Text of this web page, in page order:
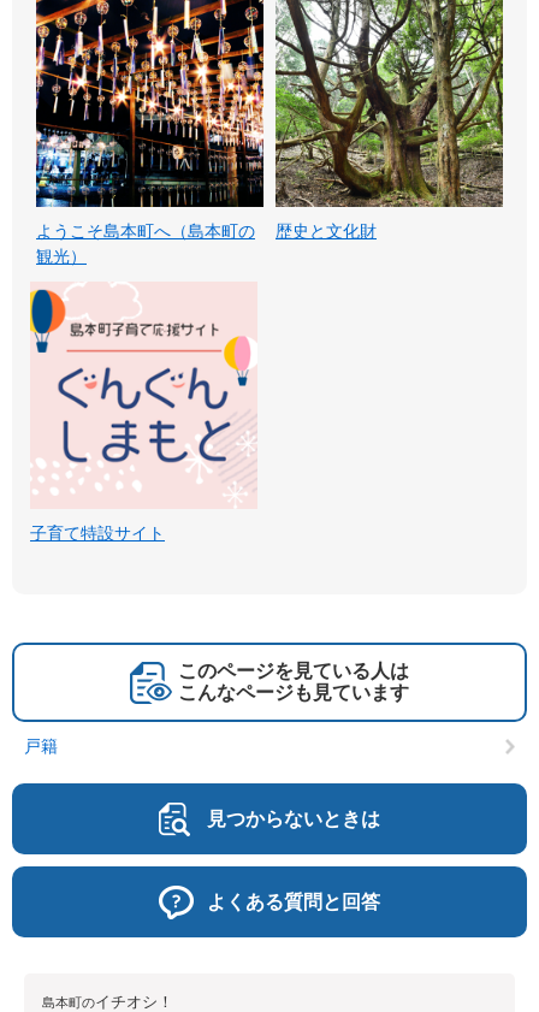
ようこそ島本町へ（島本町の
観光）
歴史と文化財
子育て特設サイト
このページを見ている人は
こんなページも見ています
戸籍
見つからないときは
よくある質問と回答
島本町のイチオシ！